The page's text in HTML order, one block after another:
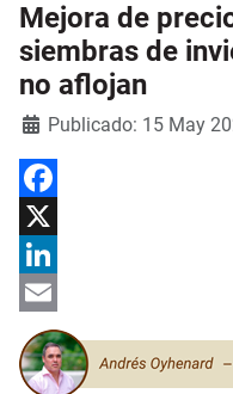
Mejora de
siembras de
no aflojan
DetallesPublicado: 15 May
Facebook
X
LinkedIn
Email